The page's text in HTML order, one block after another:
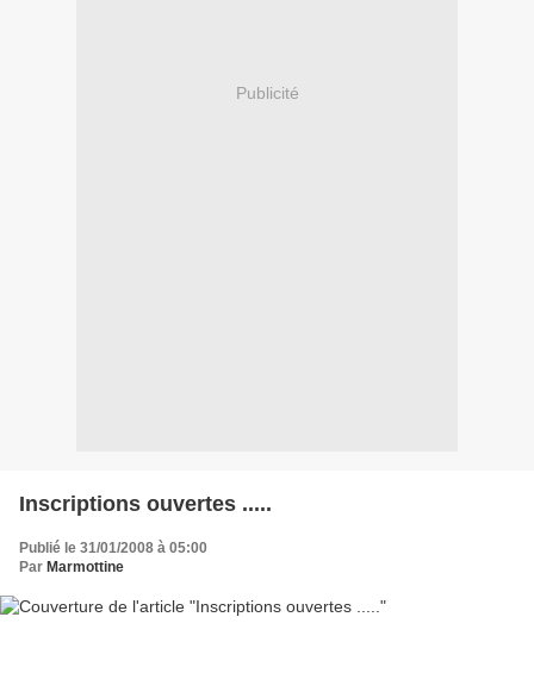
Publicité
Inscriptions ouvertes .....
Publié le 31/01/2008 à 05:00
Par Marmottine